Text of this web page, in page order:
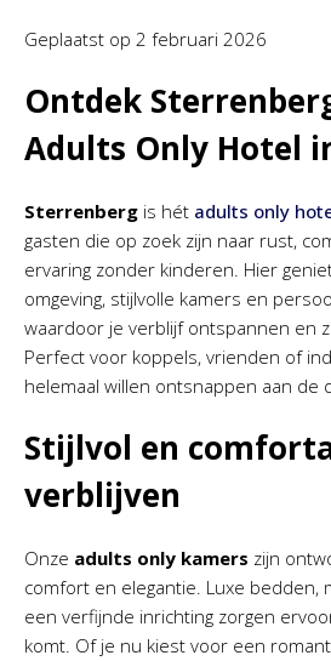
Geplaatst op 2 februari 2026
Ontdek
Adults Only Hotel
Sterrenberg is hét adults only
gasten die op zoek zijn naar rust,
ervaring zonder kinderen. Hier
omgeving, stijlvolle kamers en
waardoor je verblijf ontspannen en
Perfect voor koppels, vrienden of
helemaal willen ontsnappen aan de
Stijlvol en
verblijven
Onze adults only kamers zijn
comfort en elegantie. Luxe bedden,
een verfijnde inrichting zorgen
komt. Of je nu kiest voor een